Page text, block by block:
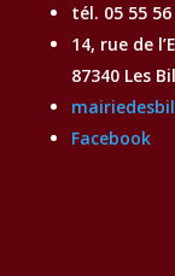
tél. 05 55 56
14, rue de
87340 Les
Facebook